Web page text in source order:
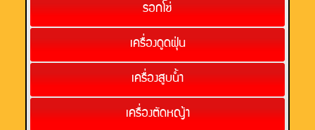
รอกโซ่
เครื่องดูดฝุ่น
เครื่องสูบน้ำ
เครื่องตัดหญ้า